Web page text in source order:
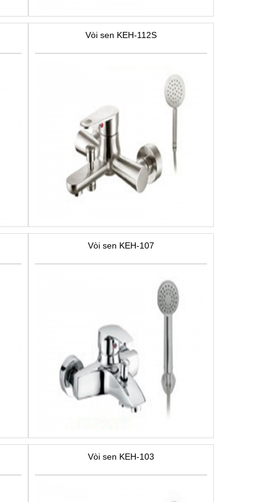
Vòi sen KEH-112S
Vòi sen KEH-107
Vòi sen KEH-103